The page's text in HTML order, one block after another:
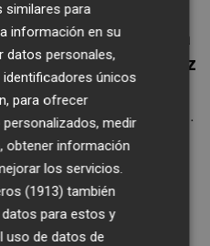
salud" y ha
pública se trabaja
vacías". "
Pérez
o está con el
ha concluido.
a condenar
durante la
similares para
información en su
datos personales,
únicos
para ofrecer
medir
obtener información
los servicios.
(1913) también
para estos y
uso de datos de